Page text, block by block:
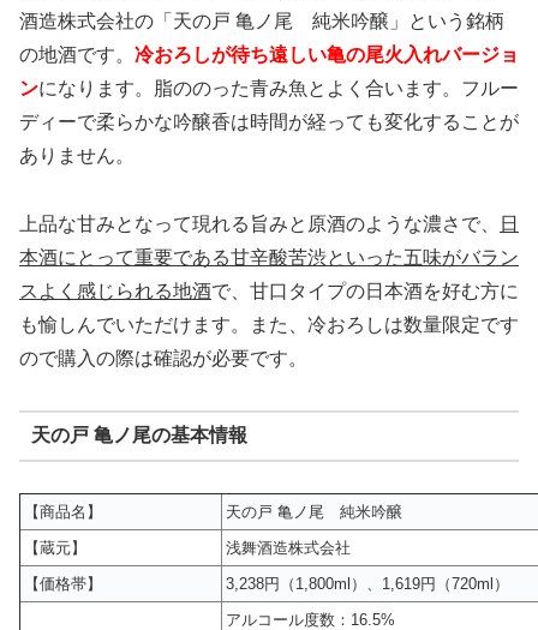
酒造株式会社の「天の戸 亀ノ尾 純米吟醸」という銘柄
の地酒です。 冷おろしが待ち遠しい亀の尾火入れバージョ
ンになります。脂ののった青み魚とよく合います。フルー
ディーで柔らかな吟醸香は時間が経っても変化することが
ありません。
上品な甘みとなって現れる旨みと原酒のような濃さで、
日
本酒にとって重要である甘辛酸苦渋といった五味がバラン
スよく感じられる地酒で、甘口タイプの日本酒を好む方に
も愉しんでいただけます。また、冷おろしは数量限定です
ので購入の際は確認が必要です。
天の戸 亀ノ尾の基本情報
【商品名】
天の戸 亀ノ尾 純米吟醸
【蔵元】
浅舞酒造株式会社
【価格帯】
3,238円（1,800ml）、1,619円（720ml）
アルコール度数：16.5%